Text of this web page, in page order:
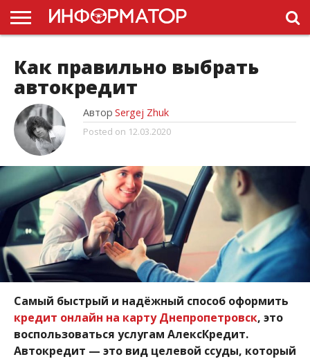
УКРАЇНИ
РЕКЛАМА
ПРОЕКТЫ
Как правильно выбрать
автокредит
Автор Sergej Zhuk
Posted on 12.03.2020
Самый быстрый и надёжный способ оформить
кредит онлайн на карту Днепропетровск, это
воспользоваться услугам АлексКредит.
Автокредит — это вид целевой ссуды, который